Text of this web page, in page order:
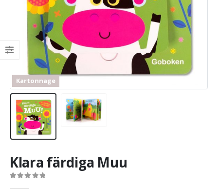
Kartonnage
Klara färdiga Muu